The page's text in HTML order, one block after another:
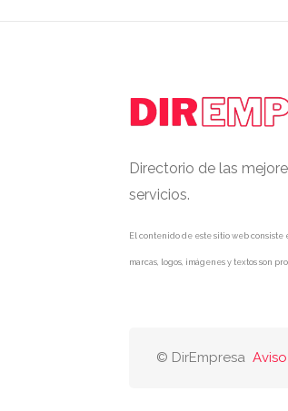
Directorio de las
servicios.
El contenido de este sitio web
marcas, logos, imágenes y textos son
© DirEmpresa